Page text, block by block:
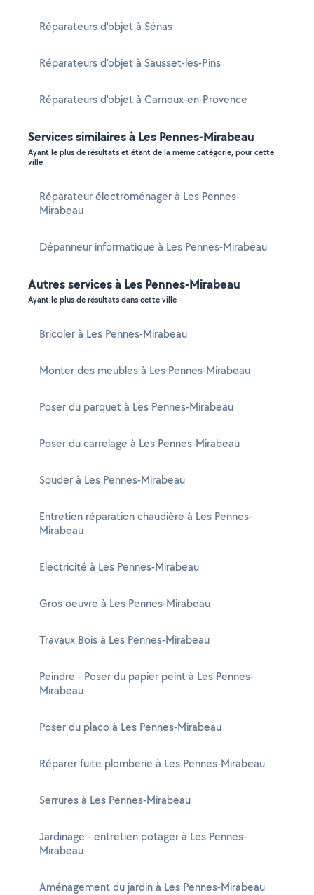
Réparateurs d'objet à Sénas
Réparateurs d'objet à Sausset-les-Pins
Réparateurs d'objet à Carnoux-en-Provence
Services similaires à Les Pennes-Mirabeau
Ayant le plus de résultats et étant de la même catégorie, pour cette
ville
Réparateur électroménager à Les Pennes-
Mirabeau
Dépanneur informatique à Les Pennes-Mirabeau
Autres services à Les Pennes-Mirabeau
Ayant le plus de résultats dans cette ville
Bricoler à Les Pennes-Mirabeau
Monter des meubles à Les Pennes-Mirabeau
Poser du parquet à Les Pennes-Mirabeau
Poser du carrelage à Les Pennes-Mirabeau
Souder à Les Pennes-Mirabeau
Entretien réparation chaudière à Les Pennes-
Mirabeau
Electricité à Les Pennes-Mirabeau
Gros oeuvre à Les Pennes-Mirabeau
Travaux Bois à Les Pennes-Mirabeau
Peindre - Poser du papier peint à Les Pennes-
Mirabeau
Poser du placo à Les Pennes-Mirabeau
Réparer fuite plomberie à Les Pennes-Mirabeau
Serrures à Les Pennes-Mirabeau
Jardinage - entretien potager à Les Pennes-
Mirabeau
Aménagement du jardin à Les Pennes-Mirabeau